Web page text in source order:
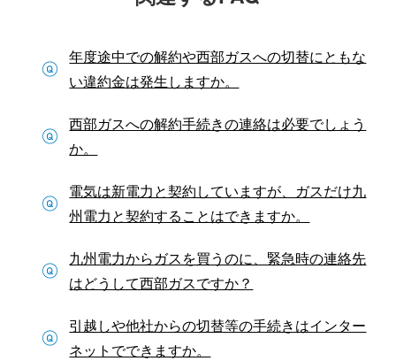
年度途中での解約や西部ガスへの切替にともな
い違約金は発生しますか。
西部ガスへの解約手続きの連絡は必要でしょう
か。
電気は新電力と契約していますが、ガスだけ九
州電力と契約することはできますか。
九州電力からガスを買うのに、緊急時の連絡先
はどうして西部ガスですか？
引越しや他社からの切替等の手続きはインター
ネットでできますか。